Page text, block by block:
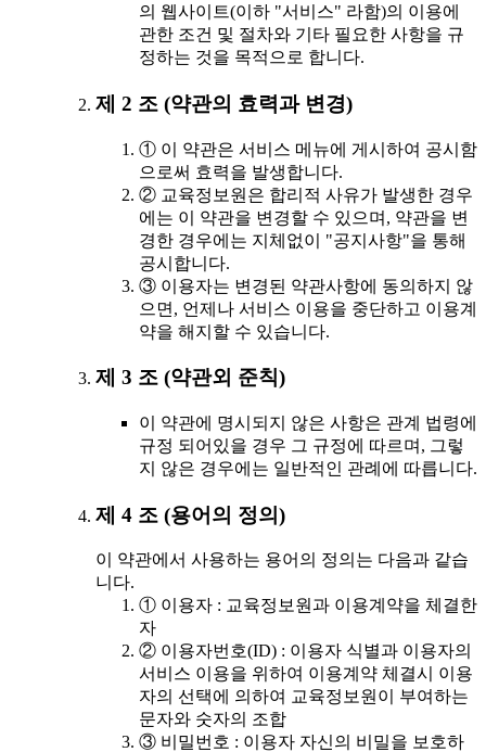
의 웹사이트(이하 "서비스" 라함)의 이용에
관한 조건 및 절차와 기타 필요한 사항을 규
정하는 것을 목적으로 합니다.
제 2 조 (약관의 효력과 변경)
① 이 약관은 서비스 메뉴에 게시하여 공시함
으로써 효력을 발생합니다.
② 교육정보원은 합리적 사유가 발생한 경우
에는 이 약관을 변경할 수 있으며, 약관을 변
경한 경우에는 지체없이 "공지사항"을 통해
공시합니다.
③ 이용자는 변경된 약관사항에 동의하지 않
으면, 언제나 서비스 이용을 중단하고 이용계
약을 해지할 수 있습니다.
제 3 조 (약관외 준칙)
이 약관에 명시되지 않은 사항은 관계 법령에
규정 되어있을 경우 그 규정에 따르며, 그렇
지 않은 경우에는 일반적인 관례에 따릅니다.
제 4 조 (용어의 정의)
이 약관에서 사용하는 용어의 정의는 다음과 같습
니다.
① 이용자 : 교육정보원과 이용계약을 체결한
자
② 이용자번호(ID) : 이용자 식별과 이용자의
서비스 이용을 위하여 이용계약 체결시 이용
자의 선택에 의하여 교육정보원이 부여하는
문자와 숫자의 조합
③ 비밀번호 : 이용자 자신의 비밀을 보호하